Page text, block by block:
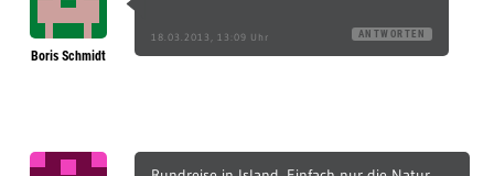
Boris Schmidt
18.03.2013, 13:09 Uhr ANTWORTEN